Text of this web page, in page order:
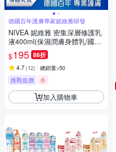
德國百年護膚專家妮維雅研發
NIVEA 妮維雅 密集深層修護乳
液400ml(保濕潤膚身體乳/國民
乳液/舒緩保濕乳)
$195 86折
4.7(12) 總銷量>50
挑戰低價 券
加入購物車